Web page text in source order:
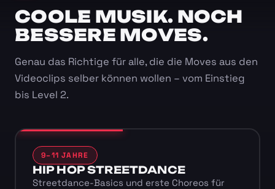
COOLE MUSIK. NOCH
BESSERE MOVES.
Genau das Richtige für alle, die die Moves aus den
Videoclips selber können wollen – vom Einstieg
bis Level 2.
9–11 JAHRE
HIP HOP STREETDANCE
Streetdance-Basics und erste Choreos für